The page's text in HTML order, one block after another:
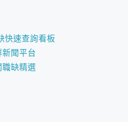
快速查詢看板
聞平台
缺精選